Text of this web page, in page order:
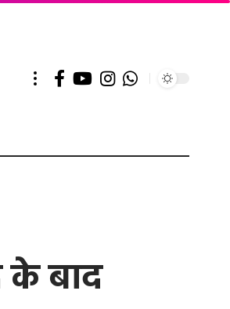
के बाद